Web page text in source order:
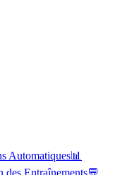
Automatiques📊